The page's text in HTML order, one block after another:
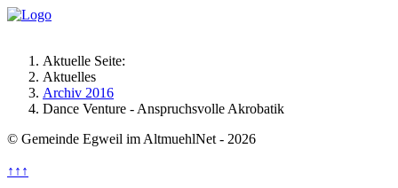
Aktuelle Seite:
Aktuelles
Archiv 2016
Dance Venture - Anspruchsvolle Akrobatik
© Gemeinde Egweil im AltmuehlNet - 2026
↑↑↑